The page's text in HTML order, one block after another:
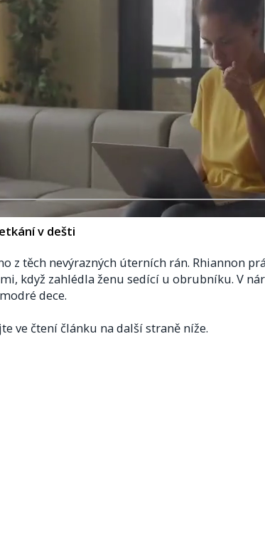
v dešti
z těch nevýrazných úterních rán. Rhiannon
když zahlédla ženu sedící u obrubníku. V
dece.
ve čtení článku na další straně níže.